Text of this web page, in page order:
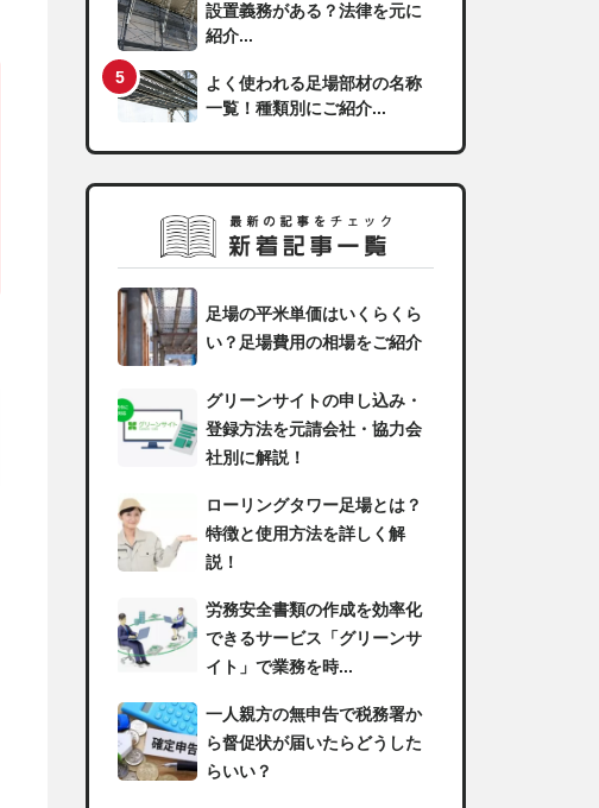
設置義務がある？法律を元に
紹介...
よく使われる足場部材の名称
一覧！種類別にご紹介...
足場の平米単価はいくらくら
い？足場費用の相場をご紹介
グリーンサイトの申し込み・
登録方法を元請会社・協力会
社別に解説！
ローリングタワー足場とは？
特徴と使用方法を詳しく解
説！
労務安全書類の作成を効率化
できるサービス「グリーンサ
イト」で業務を時...
一人親方の無申告で税務署か
ら督促状が届いたらどうした
らいい？